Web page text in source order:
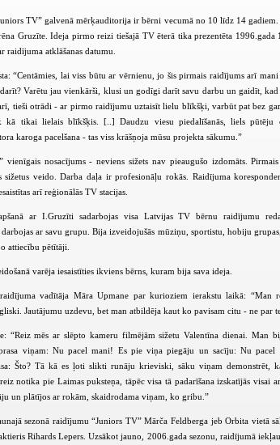
PIEEJAMS
PIEEJAMS
TV” galvenā mērķauditorija ir bērni vecumā no 10 līdz 14 gadiem.
Gruzīte. Ideja pirmo reizi tiešajā TV ēterā tika prezentēta 1996.gada
raidījuma atklāšanas datumu.
“Centāmies, lai viss būtu ar vērnienu, jo šis pirmais raidījums arī
Varētu jau vienkārši, klusi un godīgi darīt savu darbu un gaidīt, kad
tieši otrādi - ar pirmo raidījumu uztaisīt lielu blīkšķi, varbūt pat bez
kā tikai lielais blīkšķis. [..] Daudzu viesu piedalīšanās, liels pūtēju
karoga pacelšana - tas viss krāšņoja mūsu projekta sākumu.”
vienīgais nosacījums - neviens sižets nav pieaugušo izdomāts.
sižetus veido. Darba daļa ir profesionāļu rokās. Raidījuma
arī reģionālās TV stacijas.
ar I.Gruzīti sadarbojas visa Latvijas TV bērnu raidījumu
darbojas ar savu grupu. Bija izveidojušās mūziņu, sportistu, hobiju
attiecību pētītāji.
varēja iesaistīties ikviens bērns, kuram bija sava ideja.
vadītāja Māra Upmane par kurioziem ierakstu laikā: “Man
Jautājumu uzdevu, bet man atbildēja kaut ko pavisam citu - ne par
“Reiz mēs ar slēpto kameru filmējām sižetu Valentīna dienai. Man
viņam: Nu pacel mani! Es pie viņa piegāju un sacīju: Nu pacel
Što? Tā kā es ļoti slikti runāju krieviski, sāku viņam demonstrēt,
notika pie Laimas puksteņa, tāpēc visa tā padarīšana izskatījās visai
un plātījos ar rokām, skaidrodama viņam, ko gribu.”
sezonā raidījumu “Juniors TV” Mārča Feldberga jeb Orbita vietā
Rihards Lepers. Uzsākot jauno, 2006.gada sezonu, raidījumā